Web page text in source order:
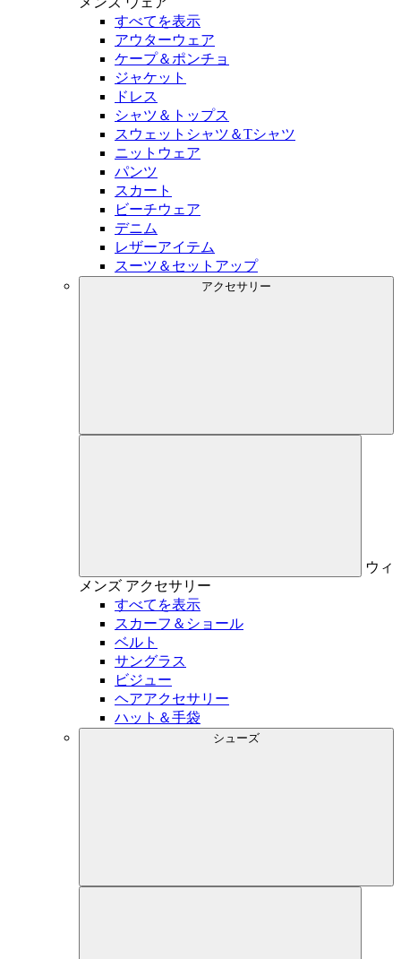
すべてを表示
アウターウェア
ケープ＆ポンチョ
ジャケット
ドレス
シャツ＆トップス
スウェットシャツ＆Tシャツ
ニットウェア
パンツ
スカート
ビーチウェア
デニム
レザーアイテム
スーツ＆セットアップ
アクセサリー
ウィ
メンズ アクセサリー
すべてを表示
スカーフ＆ショール
ベルト
サングラス
ビジュー
ヘアアクセサリー
ハット＆手袋
シューズ